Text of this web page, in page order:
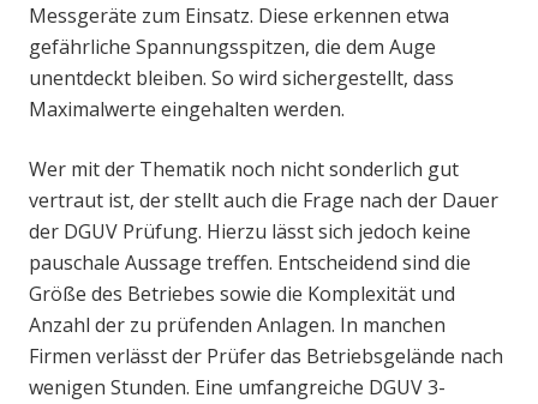
Messgeräte zum Einsatz. Diese erkennen etwa
gefährliche Spannungsspitzen, die dem Auge
unentdeckt bleiben. So wird sichergestellt, dass
Maximalwerte eingehalten werden.
Wer mit der Thematik noch nicht sonderlich gut
vertraut ist, der stellt auch die Frage nach der Dauer
der DGUV Prüfung. Hierzu lässt sich jedoch keine
pauschale Aussage treffen. Entscheidend sind die
Größe des Betriebes sowie die Komplexität und
Anzahl der zu prüfenden Anlagen. In manchen
Firmen verlässt der Prüfer das Betriebsgelände nach
wenigen Stunden. Eine umfangreiche DGUV 3-